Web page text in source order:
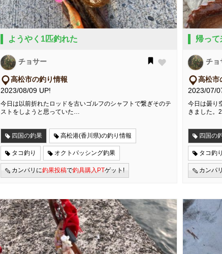
ようやく1匹釣れた
チョサー
高松市の釣り情報
2023/08/09 UP!
今日は以前折れたロッドを古いゴルフのシャフトで繋ぎそのテ
ストをしようと思っていた…
四国の釣果 高松港(香川県)の釣り情報
タコ釣り オクトパッシング釣果
カンパリに釣果投稿で釣具購入PTゲット!
帰って
チョ
高松市
2023/07/
今日は曇り
きました。
四国の
タコ釣り
カンパ